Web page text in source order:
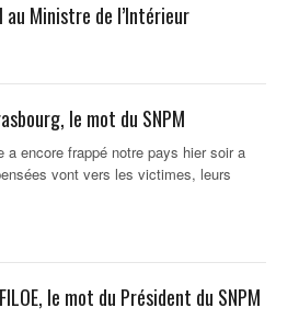
au Ministre de l’Intérieur
le mot du SNPM
a encore frappé notre pays hier soir a
vont vers les victimes, leurs
le mot du Président du SNPM